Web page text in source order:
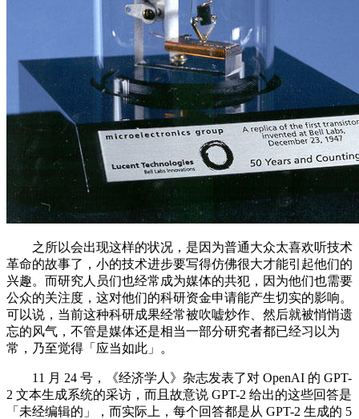
之所以会出现这样的状况，是因为普通大众太喜欢听技术
革命的故事了，小的技术进步要写得仿佛很大才能引起他们的
兴趣。而研究人员们也经常成为媒体的共犯，因为他们也需要
公众的关注度，这对他们的科研资金申请能产生切实的影响。
可以说，当前这种科研成果经常被吹嘘炒作、然后就被悄悄遗
忘的风气，不管是媒体还是相当一部分研究者都已经习以为
常，乃至觉得「应当如此」。
11 月 24 号，《经济学人》杂志发表了对 OpenAI 的 GPT-
2 文本生成系统的采访，而且故意说 GPT-2 给出的这些回答是
「未经编辑的」，而实际上，每个回答都是从 GPT-2 生成的 5